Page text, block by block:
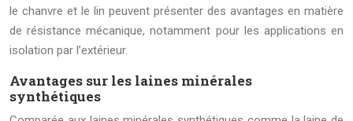
le chanvre et le lin peuvent présenter des avantages en matière
de résistance mécanique, notamment pour les applications en
isolation par l’extérieur.
Avantages sur les laines minérales
synthétiques